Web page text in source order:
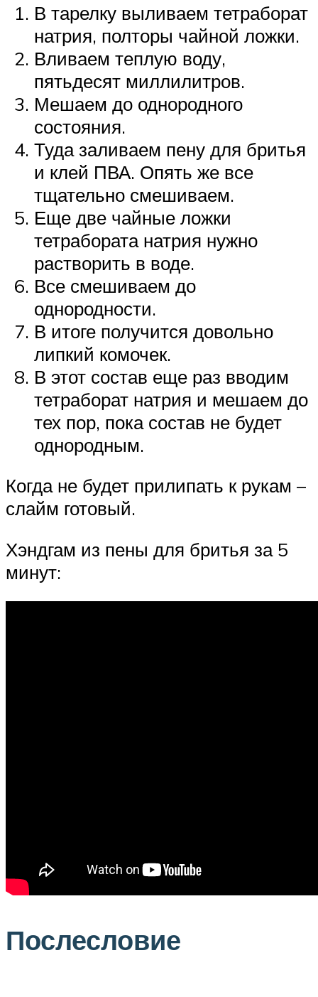
В тарелку выливаем тетраборат
натрия, полторы чайной ложки.
Вливаем теплую воду,
пятьдесят миллилитров.
Мешаем до однородного
состояния.
Туда заливаем пену для бритья
и клей ПВА. Опять же все
тщательно смешиваем.
Еще две чайные ложки
тетрабората натрия нужно
растворить в воде.
Все смешиваем до
однородности.
В итоге получится довольно
липкий комочек.
В этот состав еще раз вводим
тетраборат натрия и мешаем до
тех пор, пока состав не будет
однородным.
Когда не будет прилипать к рукам –
слайм готовый.
Хэндгам из пены для бритья за 5
минут:
Послесловие